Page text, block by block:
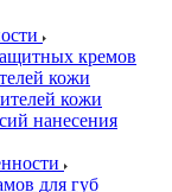
кремов
кожи
кожи
нанесения
для губ